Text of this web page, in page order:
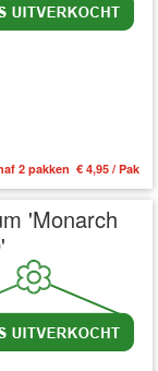
2 pakken € 4,95 / Pak
'Monarch